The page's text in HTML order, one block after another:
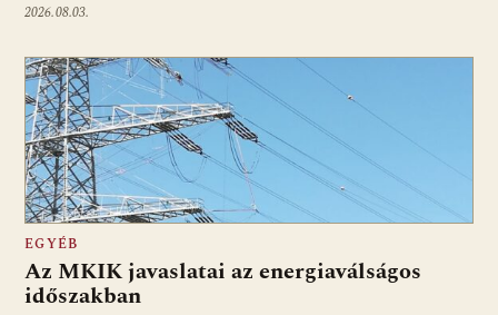
2026.08.03.
EGYÉB
Az MKIK javaslatai az energiaválságos
időszakban